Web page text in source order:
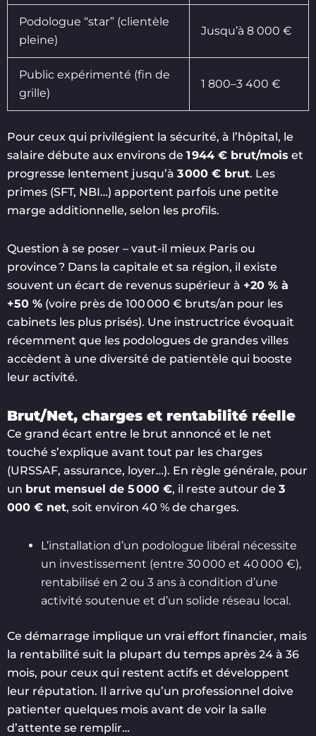
Podologue “star” (clientèle
pleine)
Jusqu’à 8 000 €
Public expérimenté (fin de
grille)
1 800–3 400 €
Pour ceux qui privilégient la sécurité, à l’hôpital, le
salaire débute aux environs de 1 944 € brut/mois et
progresse lentement jusqu’à 3 000 € brut. Les
primes (SFT, NBI…) apportent parfois une petite
marge additionnelle, selon les profils.
Question à se poser – vaut-il mieux Paris ou
province ? Dans la capitale et sa région, il existe
souvent un écart de revenus supérieur à +20 % à
+50 % (voire près de 100 000 € bruts/an pour les
cabinets les plus prisés). Une instructrice évoquait
récemment que les podologues de grandes villes
accèdent à une diversité de patientèle qui booste
leur activité.
Brut/Net, charges et rentabilité réelle
Ce grand écart entre le brut annoncé et le net
touché s’explique avant tout par les charges
(URSSAF, assurance, loyer…). En règle générale, pour
un brut mensuel de 5 000 €, il reste autour de 3
000 € net, soit environ 40 % de charges.
L’installation d’un podologue libéral nécessite
un investissement (entre 30 000 et 40 000 €),
rentabilisé en 2 ou 3 ans à condition d’une
activité soutenue et d’un solide réseau local.
Ce démarrage implique un vrai effort financier, mais
la rentabilité suit la plupart du temps après 24 à 36
mois, pour ceux qui restent actifs et développent
leur réputation. Il arrive qu’un professionnel doive
patienter quelques mois avant de voir la salle
d’attente se remplir…